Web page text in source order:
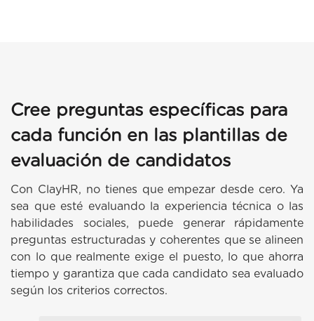
Cree preguntas específicas para
cada función en las plantillas de
evaluación de candidatos
Con ClayHR, no tienes que empezar desde cero. Ya
sea que esté evaluando la experiencia técnica o las
habilidades sociales, puede generar rápidamente
preguntas estructuradas y coherentes que se alineen
con lo que realmente exige el puesto, lo que ahorra
tiempo y garantiza que cada candidato sea evaluado
según los criterios correctos.